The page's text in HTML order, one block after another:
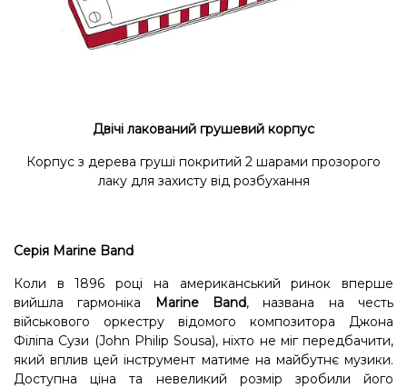
Двічі лакований грушевий корпус
Корпус з дерева груші покритий 2 шарами прозорого
лаку для захисту від розбухання
Серія Marine Band
Коли в 1896 році на американський ринок вперше
вийшла гармоніка
Marine Band, названа на честь
військового оркестру відомого композитора Джона
Філіпа Сузи (John Philip Sousa), ніхто не міг передбачити,
який вплив цей інструмент матиме на майбутнє музики.
Доступна ціна та невеликий розмір зробили його